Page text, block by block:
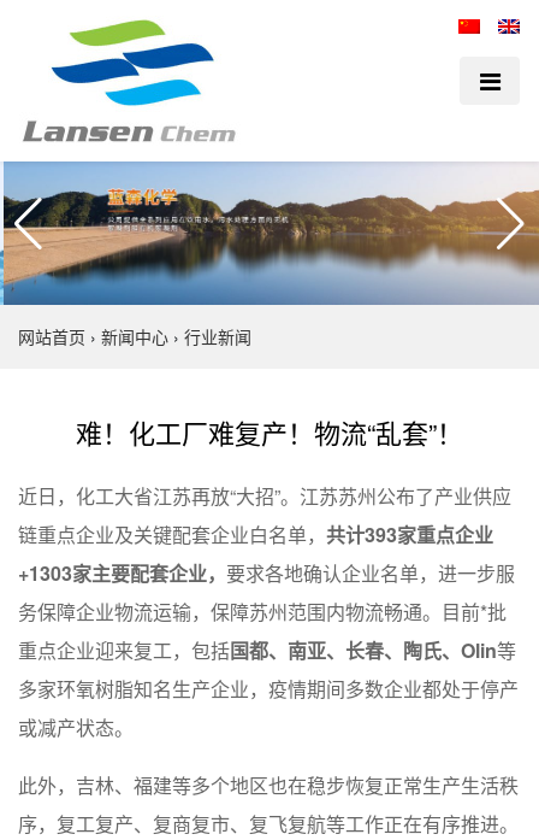
网站首页 › 新闻中心 › 行业新闻
难！化工厂难复产！物流“乱套”！
近日，化工大省江苏再放“大招”。江苏苏州公布了产业供应
链重点企业及关键配套企业白名单， 共计393家重点企业
+1303家主要配套企业， 要求各地确认企业名单，进一步服
务保障企业物流运输，保障苏州范围内物流畅通。目前*批
重点企业迎来复工，包括国都、南亚、长春、陶氏、Olin等
多家环氧树脂知名生产企业，疫情期间多数企业都处于停产
或减产状态。
此外，吉林、福建等多个地区也在稳步恢复正常生产生活秩
序，复工复产、复商复市、复飞复航等工作正在有序推进。